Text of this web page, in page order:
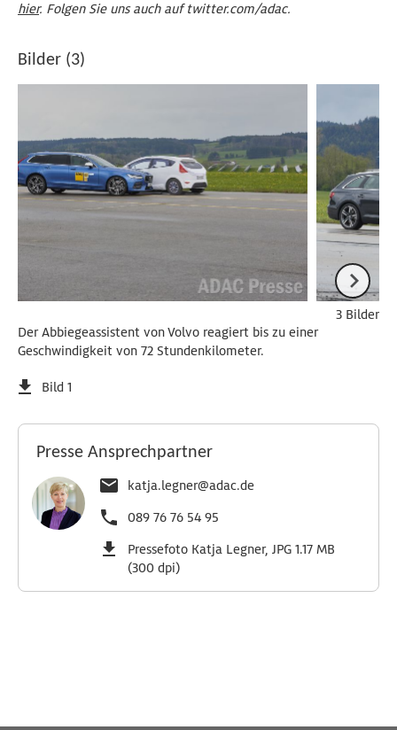
hier. Folgen Sie uns auch auf twitter.com/adac.
Bilder (3)
Der Abbiegeassistent von Volvo reagiert bis zu einer
Geschwindigkeit von 72 Stundenkilometer.
Bild 1
3 Bilder
Presse Ansprechpartner
katja.legner@adac.de
089 76 76 54 95
Pressefoto Katja Legner, JPG 1.17 MB
(300 dpi)